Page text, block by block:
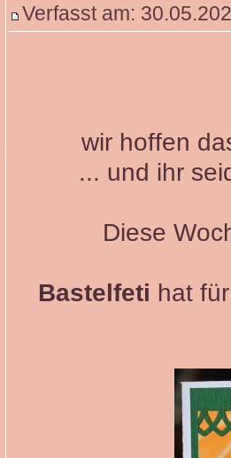
Verfasst am:
wir hoffen
... und ihr
Diese
Bastelfeti hat